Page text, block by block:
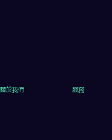
關於我們 服務